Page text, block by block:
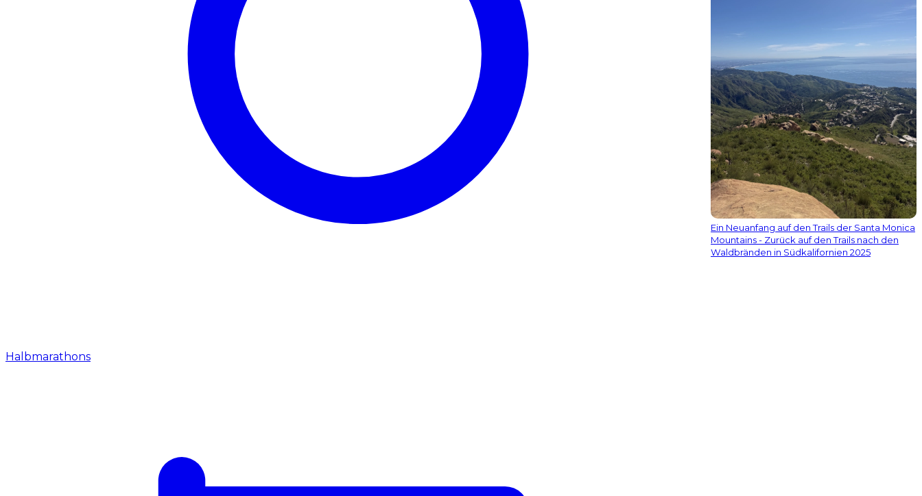
Halbmarathons
Ein Neuanfang auf den Trails der Santa Monica
Mountains - Zurück auf den Trails nach den
Waldbränden in Südkalifornien 2025